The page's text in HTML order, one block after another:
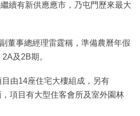
續有新供應應市，乃屯門歷來最大
董事總經理雷霆稱，準備農曆年假
及2B期。
由14座住宅大樓組成，另有
項目有大型住客會所及室外園林